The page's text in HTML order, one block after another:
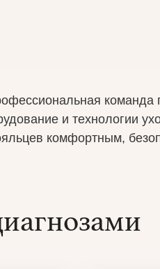
команда
и технологии
комфортным,